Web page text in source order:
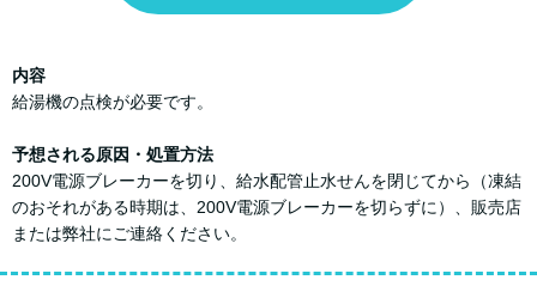
内容
給湯機の点検が必要です。
予想される原因・処置方法
200V電源ブレーカーを切り、給水配管止水せんを閉じてから（凍結
のおそれがある時期は、200V電源ブレーカーを切らずに）、販売店
または弊社にご連絡ください。